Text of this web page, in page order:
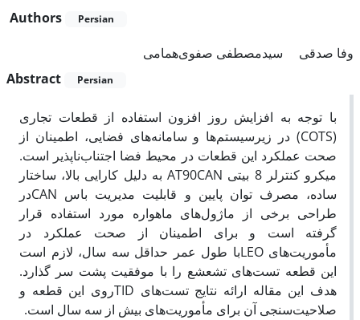
Authors Persian
وفا صدقی
سیدمصطفی صفوی‌همامی
Abstract
Persian
با توجه به افزایش روز افزون استفاده از قطعات تجاری
(COTS) در زیرسیستم‌ها و سامانه‌های فضایی، اطمینان از
صحت عملکرد این قطعات در محیط فضا اجتناب‌ناپذیر است.
میکرو کنترلر 8 بیتی AT90CAN به دلیل کارایی بالا، ساختار
ساده، مصرف توان پایین و قابلیت مدیریت باس CANدر
طراحی برخی از ماژول‌های ماهواره مورد استفاده قرار
گرفته است و برای اطمینان از صحت عملکرد در
مأموریت‌های LEOبا طول عمر حداقل سه سال، لازم است
این قطعه تست‌های تشعشع را با موفقیت پشت سر گذارد.
هدف این مقاله ارائه نتایج تست‌های TIDروی این قطعه و
صلاحیت‌سنجی آن برای مأموریت‌های بیش از سه سال است.